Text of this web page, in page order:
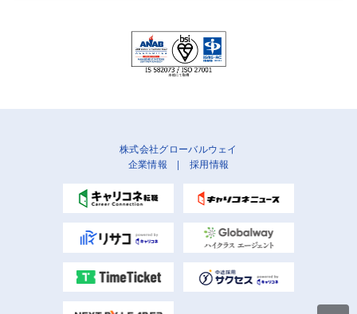
株式会社グローバルウェイ
企業情報 | 採用情報